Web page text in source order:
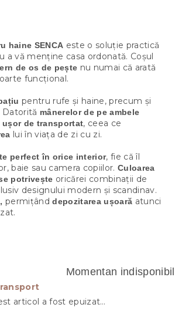
Momentan indisponibil
articol a fost epuizat…
haine SENCA este o soluție practică
a vă menține casa ordonată. Coșul
de os de pește nu numai că arată
funcțional.
pentru rufe și haine, precum și
Datorită mânerelor de pe ambele
ușor de transportat, ceea ce
lui în viața de zi cu zi.
perfect în orice interior, fie că îl
baie sau camera copiilor. Culoarea
potrivește oricărei combinații de
designului modern și scandinav.
permițânddepozitarea ușoară atunci